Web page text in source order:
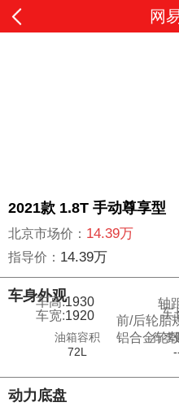
网
2021款 1.8T 手动尊享型
北京市场价： 14.39万
指导价： 14.39万
车身外观
车
车宽:1920
车高:1930 轴
前/后轮胎
铝合金轮
油箱容积
72L
行李
动力底盘